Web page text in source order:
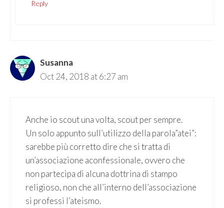
Reply
Susanna
Oct 24, 2018 at 6:27 am
Anche io scout una volta, scout per sempre.
Un solo appunto sull’utilizzo della parola”atei”:
sarebbe più corretto dire che si tratta di
un’associazione aconfessionale, ovvero che
non partecipa di alcuna dottrina di stampo
religioso, non che all’interno dell’associazione
si professi l’ateismo.